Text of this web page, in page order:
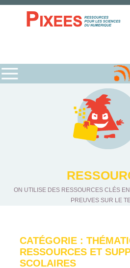
ON UTILISE DES RESSOURCES CLÉS
PREUVES SUR LE
CATÉGORIE :
RESSOURCES ET
SCOLAIRES